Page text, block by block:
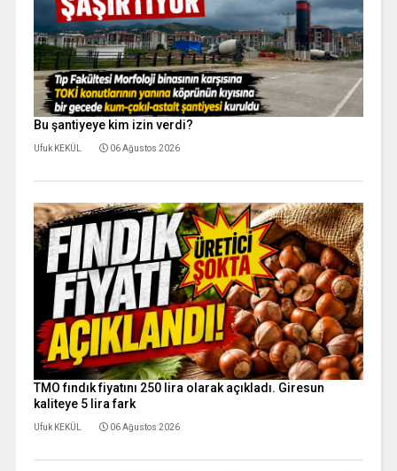
Bu şantiyeye kim izin verdi?
Ufuk KEKÜL 06 Ağustos 2026
TMO fındık fiyatını 250 lira olarak açıkladı. Giresun
kaliteye 5 lira fark
Ufuk KEKÜL 06 Ağustos 2026